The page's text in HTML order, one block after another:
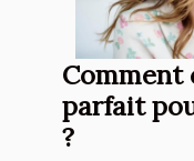
Comment
parfait
?